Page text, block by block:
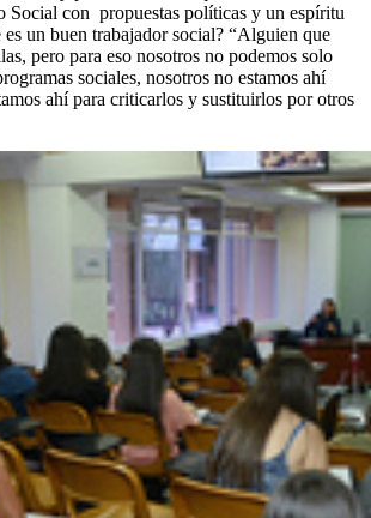
Social con propuestas políticas y un espíritu
un buen trabajador social? “Alguien que
pero para eso nosotros no podemos solo
sociales, nosotros no estamos ahí
ahí para criticarlos y sustituirlos por otros